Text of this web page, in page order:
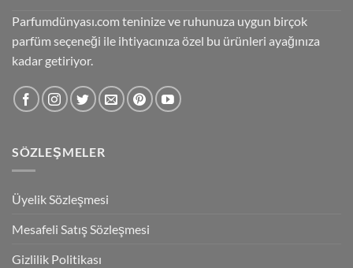
Parfumdünyası.com teninize ve ruhunuza uygun birçok
parfüm seçeneği ile ihtiyacınıza özel bu ürünleri ayağınıza
kadar getiriyor.
SÖZLEŞMELER
Üyelik Sözleşmesi
Mesafeli Satış Sözleşmesi
Gizlilik Politikası